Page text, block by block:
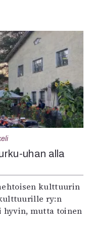
uhan alla
kulttuurin
ry:n
hyvin, mutta toinen